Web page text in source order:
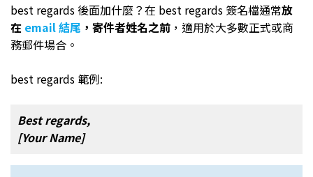
best regards 後面加什麼？在 best regards 簽名檔通常放
在 email 結尾 ，寄件者姓名之前 ，適用於大多數正式或商
務郵件場合。
best regards 範例:
Best regards,
[Your Name]